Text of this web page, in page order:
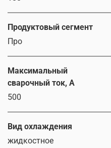
Продуктовый сегмент
Про
Максимальный
сварочный ток, А
500
Вид охлаждения
жидкостное